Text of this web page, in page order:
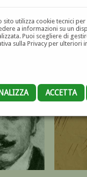
sito utilizza cookie tecnici
a informazioni su un
Puoi scegliere di
sulla Privacy per ulteriori
ACCETTA
A B C